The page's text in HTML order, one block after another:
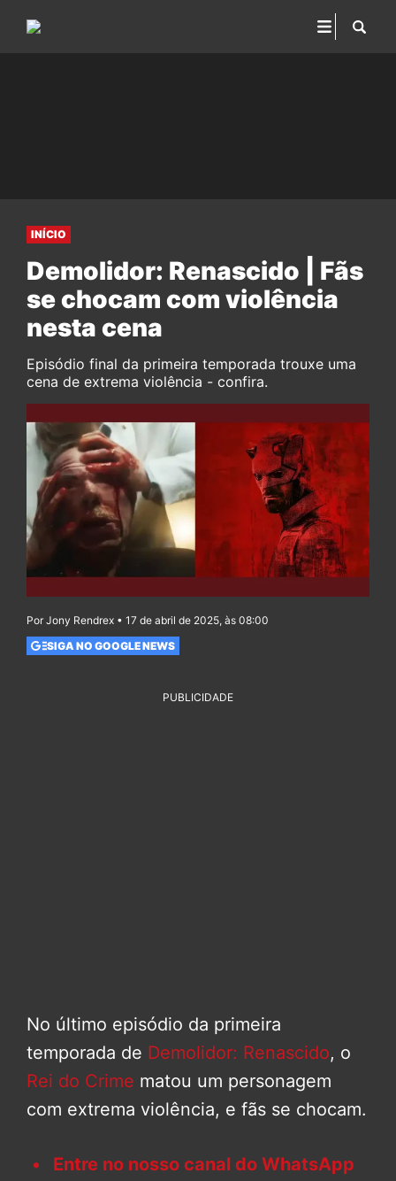
INÍCIO
Demolidor: Renascido | Fãs
se chocam com violência
nesta cena
Episódio final da primeira temporada trouxe uma
cena de extrema violência - confira.
Por Jony Rendrex • 17 de abril de 2025, às 08:00
SIGA NO GOOGLE NEWS
PUBLICIDADE
No último episódio da primeira
temporada de Demolidor: Renascido, o
Rei do Crime matou um personagem
com extrema violência, e fãs se chocam.
Entre no nosso canal do WhatsApp